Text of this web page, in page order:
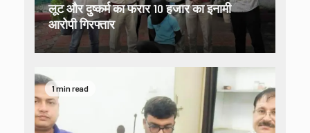
लूट और दुष्कर्म का फरार 10 हजार का इनामी
आरोपी गिरफ्तार
1 min read